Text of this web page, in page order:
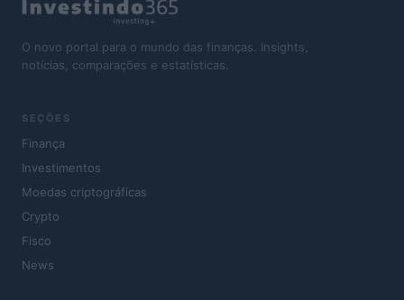
O novo portal para o mundo das finanças. Insights,
notícias, comparações e estatísticas.
SEÇÕES
Finança
Investimentos
Moedas criptográficas
Crypto
Fisco
News